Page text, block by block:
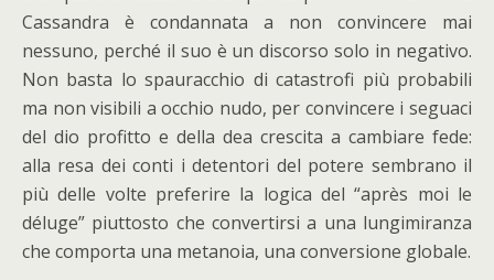
Cassandra è condannata a non convincere mai
nessuno, perché il suo è un discorso solo in negativo.
Non basta lo spauracchio di catastrofi più probabili
ma non visibili a occhio nudo, per convincere i seguaci
del dio profitto e della dea crescita a cambiare fede:
alla resa dei conti i detentori del potere sembrano il
più delle volte preferire la logica del “après moi le
déluge” piuttosto che convertirsi a una lungimiranza
che comporta una metanoia, una conversione globale.